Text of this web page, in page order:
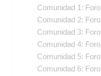
Comunidad 1: Foro
Comunidad 2: Foro
Comunidad 3: Foro
Comunidad 4: Foro
Comunidad 5: Foro
Comunidad 6: Foro